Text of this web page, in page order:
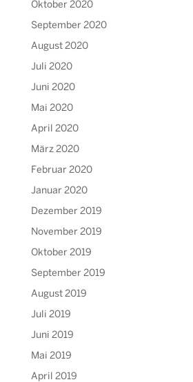
Oktober 2020
September 2020
August 2020
Juli 2020
Juni 2020
Mai 2020
April 2020
März 2020
Februar 2020
Januar 2020
Dezember 2019
November 2019
Oktober 2019
September 2019
August 2019
Juli 2019
Juni 2019
Mai 2019
April 2019